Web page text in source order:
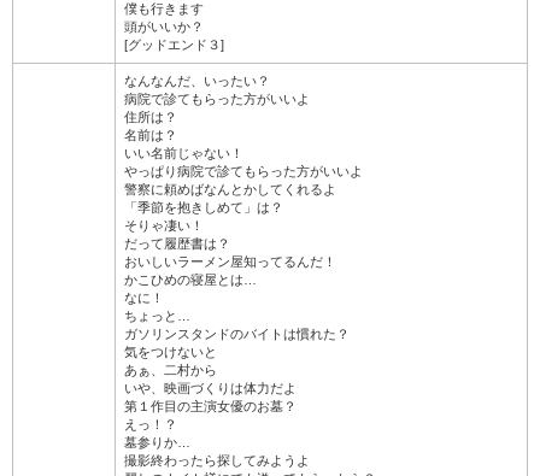
僕も行きます
頭がいいか？
[グッドエンド３]
なんなんだ、いったい？
病院で診てもらった方がいいよ
住所は？
名前は？
いい名前じゃない！
やっぱり病院で診てもらった方がいいよ
警察に頼めばなんとかしてくれるよ
「季節を抱きしめて」は？
そりゃ凄い！
だって履歴書は？
おいしいラーメン屋知ってるんだ！
かこひめの寝屋とは…
なに！
ちょっと…
ガソリンスタンドのバイトは慣れた？
気をつけないと
あぁ、二村から
いや、映画づくりは体力だよ
第１作目の主演女優のお墓？
えっ！？
墓参りか…
撮影終わったら探してみようよ